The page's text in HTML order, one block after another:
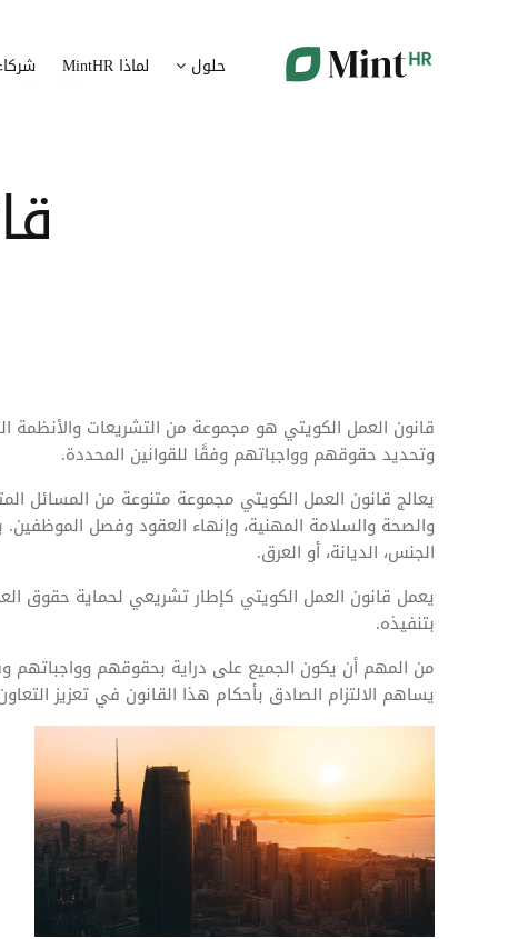
حلول لماذا MintHR
قانون العمل الكويتي هو مجموعة من التشريعات والأنظمة
وتحديد حقوقهم وواجباتهم وفقًا للقوانين المحددة.
يعالج قانون العمل الكويتي مجموعة متنوعة من المسائل
والصحة والسلامة المهنية، وإنهاء العقود وفصل
الجنس، الديانة، أو العرق.
يعمل قانون العمل الكويتي كإطار تشريعي لحماية حقوق
بتنفيذه.
من المهم أن يكون الجميع على دراية بحقوقهم وواجباتهم
يساهم الالتزام الصادق بأحكام هذا القانون في تعزيز
بيانات الموارد البشرية ممركزة في بوابة واحدة قم برقمنة
تكوين
ضمان متابعة
الرواتب و التعويض
اعداد الرواتب بشكل أسهل
المهام وقوائم الاختيار
تحسين متابعة مهام وقوائم التحقق الخاصة
بالموارد البشرية
تتبع التأمين الصحي